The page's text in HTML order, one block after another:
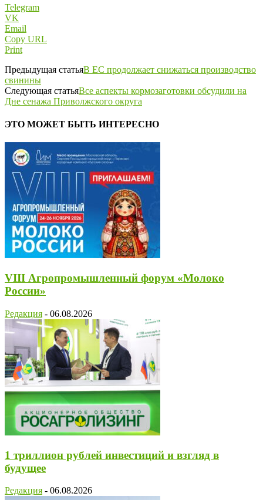
Telegram
VK
Email
Copy URL
Print
Предыдущая статьяВ ЕС продолжает снижаться производство
свинины
Следующая статьяВсе аспекты кормозаготовки обсудили на
Дне сенажа Приволжского округа
ЭТО МОЖЕТ БЫТЬ ИНТЕРЕСНО
VIII Агропромышленный форум «Молоко
России»
Редакция - 06.08.2026
1 триллион рублей инвестиций и взгляд в
будущее
Редакция - 06.08.2026